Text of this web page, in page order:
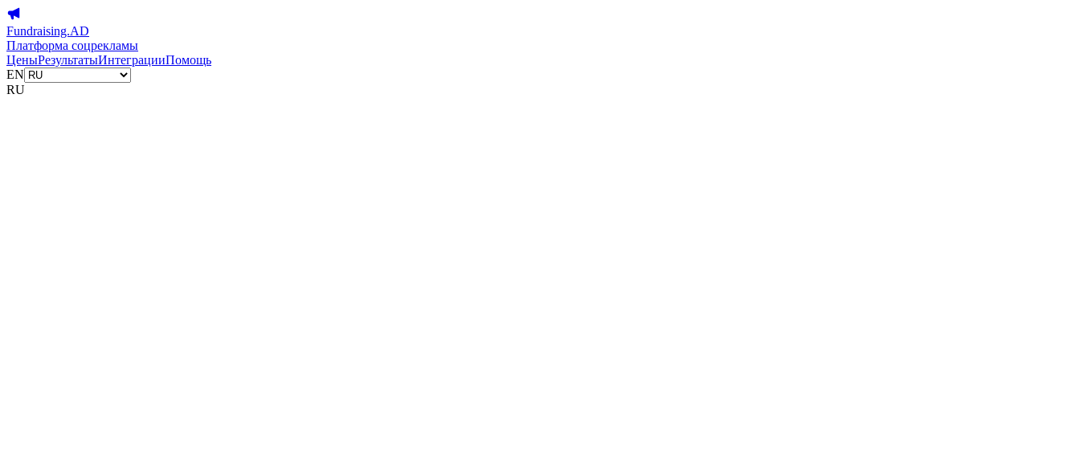
Fundraising.AD
Платформа соцрекламы
ЦеныРезультатыИнтеграцииПомощь
EN
RU